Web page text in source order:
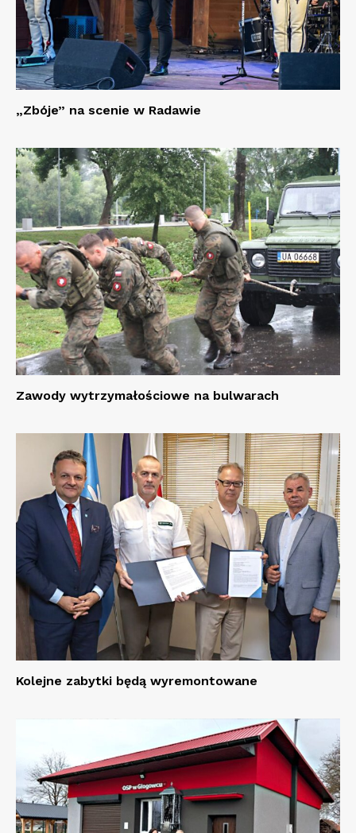
„Zbóje” na scenie w Radawie
Zawody wytrzymałościowe na bulwarach
Kolejne zabytki będą wyremontowane